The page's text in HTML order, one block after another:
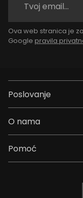
Ova web stranica je
Google pravila
Poslovanje
O nama
Pomoć